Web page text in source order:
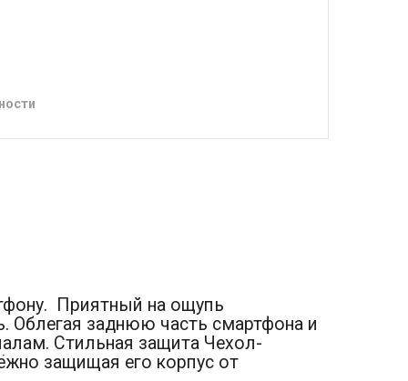
Приятный на ощупь
Облегая заднюю часть смартфона и
Стильная защита Чехол-
защищая его корпус от